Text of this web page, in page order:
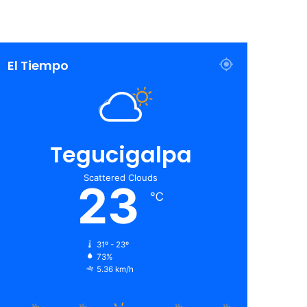
El Tiempo
Tegucigalpa
Scattered Clouds
23 ℃
31º - 23º
73%
5.36 km/h